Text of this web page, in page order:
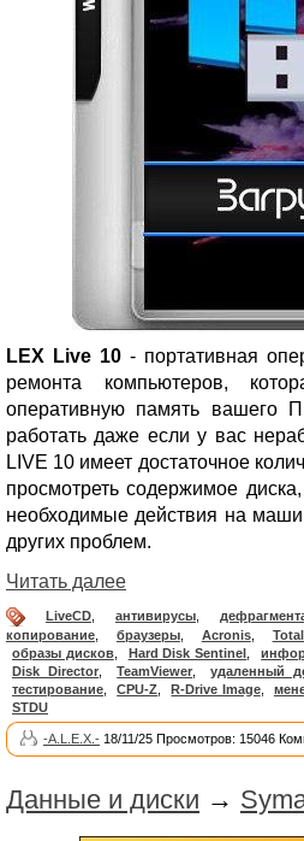
LEX Live 10 - портативная
ремонта компьютеров,
оперативную память вашего
работать даже если у вас
LIVE 10 имеет достаточное
просмотреть содержимое
необходимые действия на
других проблем.
Читать далее
LiveCD антивирусы
копирование
браузеры, Acronis,
образы дисков, Hard Disk Sentinel
Disk Director
TeamViewer
удаленный
тестирование
CPU-Z R-Drive Image,
STDU
-A.L.E.X.- 18/11/25 Просмотров: 15046
Данные и диски →